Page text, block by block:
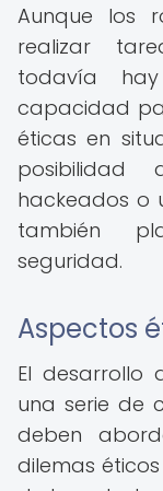
Aunque los
realizar
todavía
capacidad
éticas en
hackeados o
también
seguridad.
Aspectos
El desarrollo
una serie de
deben
dilemas